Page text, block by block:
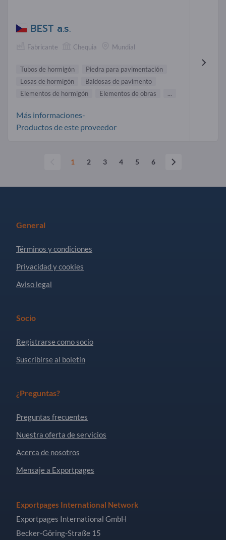
BEST a.s.
Fabricante Chequia Mundial
Tubos de hormigón
Piedra para pavimentación
Losas de hormigón
Baldosas de pavimento
Elementos de hormigón
Elementos de obras ...
Más informaciones-
Productos de este proveedor
1 2 3 4 5 6
General
Términos y condiciones
Privacidad y cookies
Aviso legal
Socio
Registrarse como socio
Suscribirse al boletín
¿Preguntas?
Preguntas frecuentes
Nuestra oferta de servicios
Acerca de nosotros
Mensaje a Exportpages
Exportpages International Network
Exportpages International GmbH
Becker-Göring-Straße 15